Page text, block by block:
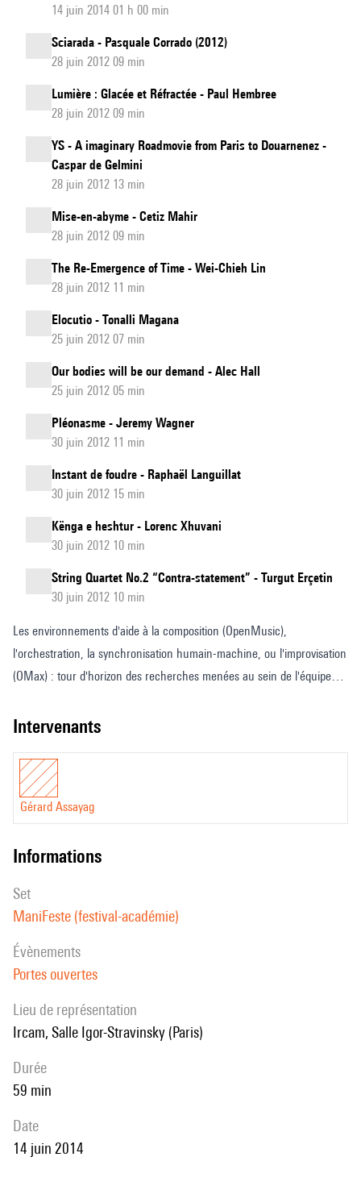
14 juin 2014 01 h 00 min
Sciarada - Pasquale Corrado (2012)
28 juin 2012 09 min
Lumière : Glacée et Réfractée - Paul Hembree
28 juin 2012 09 min
YS - A imaginary Roadmovie from Paris to Douarnenez -
Caspar de Gelmini
28 juin 2012 13 min
Mise-en-abyme - Cetiz Mahir
28 juin 2012 09 min
The Re-Emergence of Time - Wei-Chieh Lin
28 juin 2012 11 min
Elocutio - Tonalli Magana
25 juin 2012 07 min
Our bodies will be our demand - Alec Hall
25 juin 2012 05 min
Pléonasme - Jeremy Wagner
30 juin 2012 11 min
Instant de foudre - Raphaël Languillat
30 juin 2012 15 min
Kënga e heshtur - Lorenc Xhuvani
30 juin 2012 10 min
String Quartet No.2 “Contra-statement” - Turgut Erçetin
30 juin 2012 10 min
Les environnements d'aide à la composition (OpenMusic),
l'orchestration, la synchronisation humain-machine, ou l'improvisation
(OMax) : tour d'horizon des recherches menées au sein de l'équipe
intervenants
Gérard Assayag
informations
set
ManiFeste (festival-académie)
évènements
Portes ouvertes
Lieu de représentation
Ircam, Salle Igor-Stravinsky (Paris)
durée
59 min
date
14 juin 2014